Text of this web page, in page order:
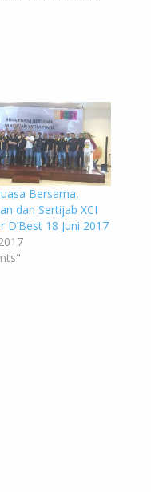
Bersama,
dan Sertijab XCI
D’Best 18 Juni 2017